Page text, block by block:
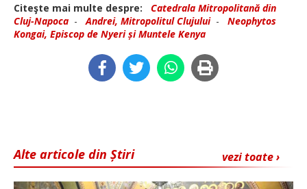
Citeşte mai multe despre:
Catedrala Mitropolitană din
Cluj-Napoca -Andrei, Mitropolitul Clujului- Neophytos
Kongai, Episcop de Nyeri și Muntele Kenya
vezi toate ›
Alte articole din Știri